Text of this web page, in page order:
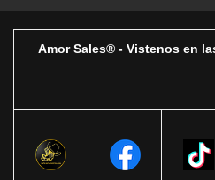
Amor Sales® - Vistenos en